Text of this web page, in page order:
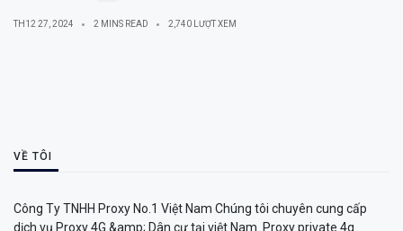
TH12 27, 2024 2 MINS READ 2,740 LƯỢT XEM
VỀ TÔI
Công Ty TNHH Proxy No.1 Việt Nam Chúng tôi chuyên cung cấp
dịch vụ Proxy 4G &amp; Dân cư tại việt Nam. Proxy private 4g